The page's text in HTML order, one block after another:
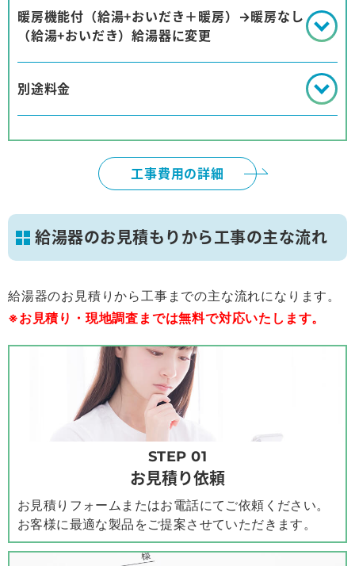
暖房機能付（給湯+おいだき＋暖房）→暖房なし
（給湯+おいだき）給湯器に変更
別途料金
工事費用の詳細
給湯器のお見積もりから工事の主な流れ
給湯器のお見積りから工事までの主な流れになります。
※お見積り・現地調査までは無料で対応いたします。
STEP 01
お見積り依頼
お見積りフォームまたはお電話にてご依頼ください。
お客様に最適な製品をご提案させていただきます。